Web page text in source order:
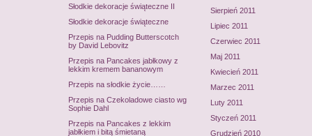
Słodkie dekoracje świąteczne II
Słodkie dekoracje świąteczne
Przepis na Pudding Butterscotch
by David Lebovitz
Przepis na Pancakes jabłkowy z
lekkim kremem bananowym
Przepis na słodkie życie……
Przepis na Czekoladowe ciasto wg
Sophie Dahl
Przepis na Pancakes z lekkim
jabłkiem i bitą śmietaną
Sierpień 2011
Lipiec 2011
Czerwiec 2011
Maj 2011
Kwiecień 2011
Marzec 2011
Luty 2011
Styczeń 2011
Grudzień 2010